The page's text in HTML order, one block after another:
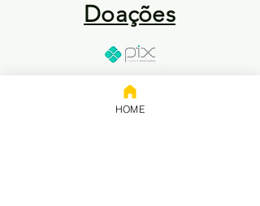
Doações
Chave:
65.258.416/0001-50
HOME